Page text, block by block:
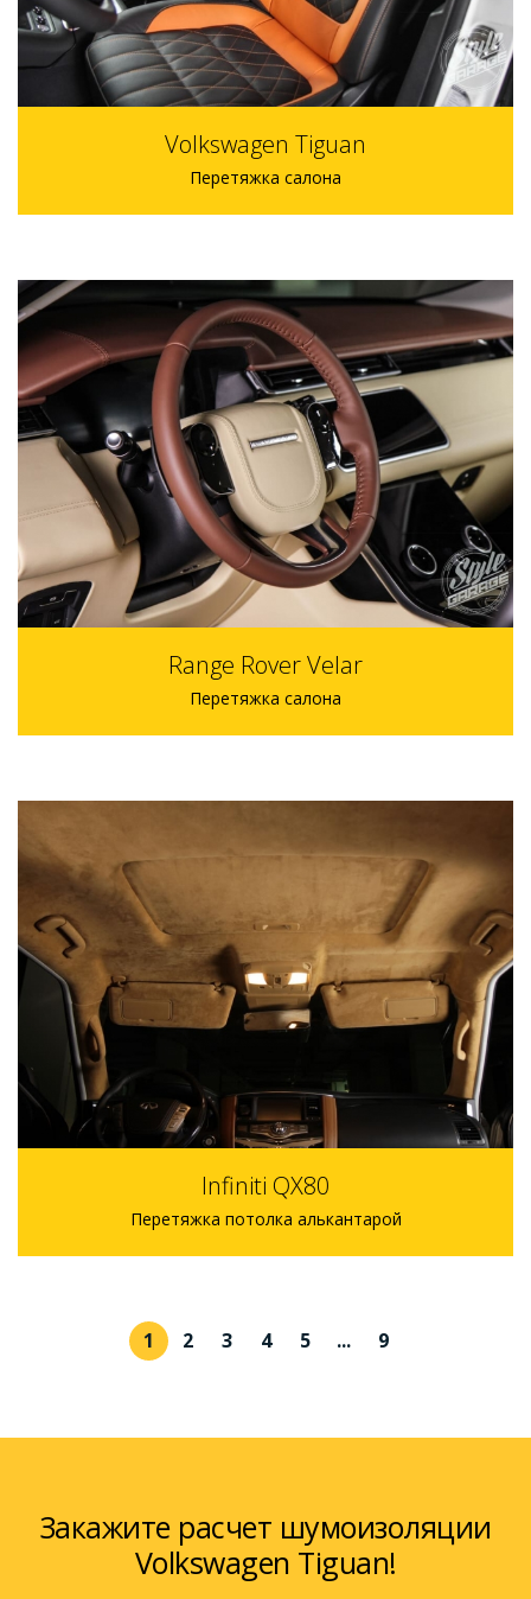
Volkswagen Tiguan
Перетяжка салона
индивидуально р. 14 рабочих дней
Range Rover Velar
Перетяжка салона
110 000 р. 4 дня
Infiniti QX80
Перетяжка потолка алькантарой
1 2 3 4 5 ... 9
Закажите расчет шумоизоляции
Volkswagen Tiguan!